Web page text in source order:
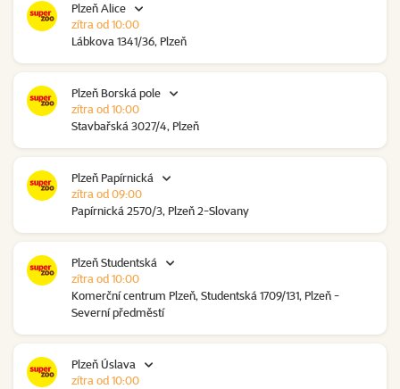
Plzeň Alice
Lábkova 1341/36, Plzeň
zítra od 10:00
Plzeň Borská pole
Stavbařská 3027/4, Plzeň
zítra od 10:00
Plzeň Papírnická
Papírnická 2570/3, Plzeň 2-Slovany
zítra od 09:00
Plzeň Studentská
Komerční centrum Plzeň, Studentská 1709/131, Plzeň -
Severní předměstí
zítra od 10:00
Plzeň Úslava
zítra od 10:00